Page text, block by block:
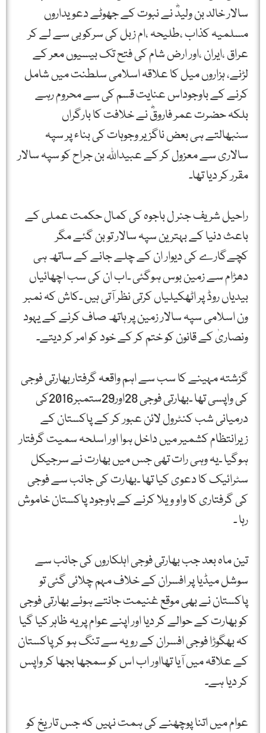
سالار خالد بن ولیدؓ نے نبوت کے جھوٹے دعویداروں
مسلمیہ کذاب ،طلیحہ ،ام زبل کی سرکوبی سے لے کر
عراق ،ایران ،اور ارض شام کی فتح تک بیسیوں معر کے
لڑنے، ہزاروں میل کا علاقہ اسلامی سلطنت میں شامل
کرنے کے باوجوداس عنایت قسم کی سے محروم رہے
بلکہ حضرت عمر فاروقؓ نے خلافت کا بارگراں
سنبھالتے ہی بعض ناگزیر وجوہات کی بناء پر سپہ
سالاری سے معزول کر کے عبیداللہ بن جراح کو سپہ سالار
مقرر کر دیا تھا۔
راحیل شریف جنر ل باجوہ کی کمال حکمت عملی کے
باعث دنیا کے بہترین سپہ سالار تو بن گئے مگر
کچےگارے کی دیوار ان کے چلے جانے کے ساتھ ہی
دھڑام سے زمین بوس ہوگئی ۔اب ان کی سب اچھائیاں
بیدیاں روڈ پر اٹھکیلیاں کرتی نظر آتی ہیں ۔کاش کہ نمبر
ون اسلامی سپہ سالار زمین پر ہاتھ صاف کرنے کے یہود
ونصاریٰ کے قانون کو ختم کر کے خود کو امر کر دیتے۔
گزشتہ مہینے کا سب سے اہم واقعہ گرفتاربھارتی فوجی
کی واپسی تھا ۔بھارتی فوجی 28اور29ستمبر2016کی
درمیانی شب کنٹرول لائن عبور کر کے پاکستان کے
زیرانتظام کشمیر میں داخل ہوا اور اسلحہ سمیت گرفتار
ہوگیا ۔یہ وہی رات تھی جس میں بھارت نے سرجیکل
سٹرائیک کا دعوی کیا تھا ۔بھارت کی جانب سے فوجی
کی گرفتاری کا واو ویلا کرنے کے باوجود پاکستان خاموش
رہا ۔
تین ماہ بعد جب بھارتی فوجی اہلکاروں کی جانب سے
سوشل میڈیا پر افسران کے خلاف مہم چلائی گئی تو
پاکستان نے بھی موقع غنیمت جانتے ہوئے بھارتی فوجی
کو بھارت کے حوالے کر دیا اور اپنے عوام پر یہ ظاہر کیا گیا
کہ بھگوڑا فوجی افسران کے رویہ سے تنگ ہو کر پاکستان
کے علاقہ میں آیا تھااور اب اس کو سمجھا بجھا کر واپس
کر دیا ہے۔
عوام میں اتنا پوچھنے کی ہمت نہیں کہ جس تاریخ کو